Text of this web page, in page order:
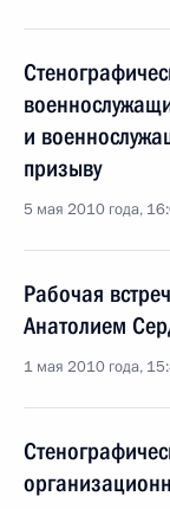
и
призыву
5 мая 2010 года,
Рабочая
Анатолием
1 мая 2010 года,